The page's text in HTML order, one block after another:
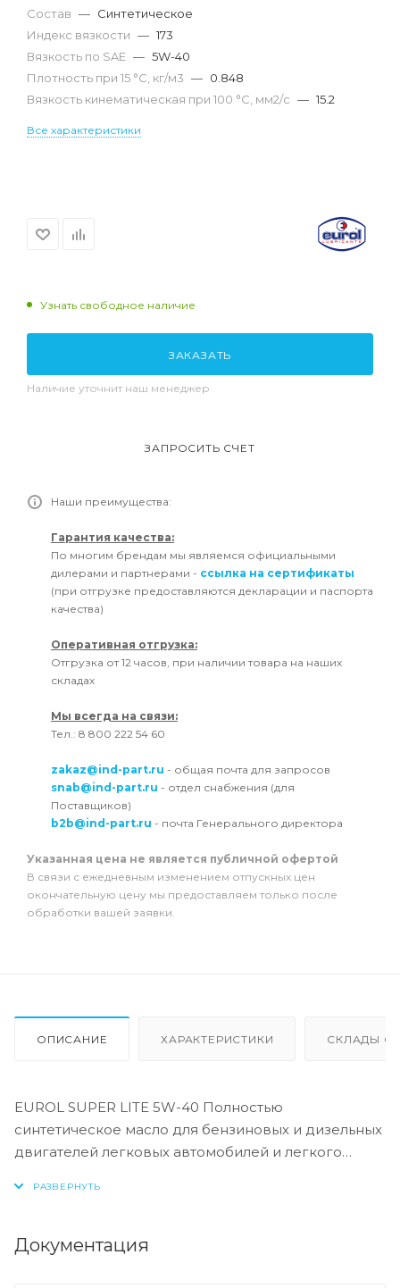
Состав — Синтетическое
Индекс вязкости — 173
Вязкость по SAE — 5W-40
Плотность при 15 °С, кг/м3 — 0.848
Вязкость кинематическая при 100 °С, мм2/с — 15.2
Все характеристики
Узнать свободное наличие
ЗАКАЗАТЬ
Наличие уточнит наш менеджер
ЗАПРОСИТЬ СЧЕТ
Наши преимущества:
Гарантия качества:
По многим брендам мы являемся официальными
дилерами и партнерами - ссылка на сертификаты
(при отгрузке предоставляются декларации и паспорта
качества)
Оперативная отгрузка:
Отгрузка от 12 часов, при наличии товара на наших
складах
Мы всегда на связи:
Тел.: 8 800 222 54 60
zakaz@ind-part.ru - общая почта для запросов
snab@ind-part.ru - отдел снабжения (для
Поставщиков)
b2b@ind-part.ru - почта Генерального директора
Указанная цена не является публичной офертой
В связи с ежедневным изменением отпускных цен
окончательную цену мы предоставляем только после
обработки вашей заявки.
ОПИСАНИЕ ХАРАКТЕРИСТИКИ СКЛАДЫ
EUROL SUPER LITE 5W-40 Полностью
синтетическое масло для бензиновых и дизельных
двигателей легковых автомобилей и легкого
моторах с прямым впрыском топлива.
Документация